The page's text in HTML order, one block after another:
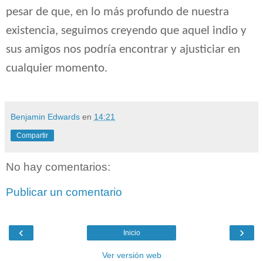
pesar de que, en lo más profundo de nuestra
existencia, seguimos creyendo que aquel indio y
sus amigos nos podría encontrar y ajusticiar en
cualquier momento.
Benjamin Edwards en 14:21
Compartir
No hay comentarios:
Publicar un comentario
‹ ›
Inicio
Ver versión web